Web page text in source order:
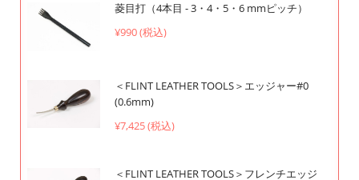
菱目打（4本目 - 3・4・5・6 mmピッチ）
¥990 (税込)
＜FLINT LEATHER TOOLS＞エッジャー#0
(0.6mm)
¥7,425 (税込)
＜FLINT LEATHER TOOLS＞フレンチエッジ